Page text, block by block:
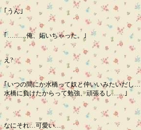
｢うん｣
｢………俺、妬いちゃった。｣
え?
｢いつの間にか水橋って奴と仲いいみたいだし…
水橋に負けたからって勉強、頑張るし……｣
なにそれ…可愛い…